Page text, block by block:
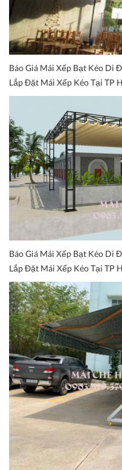
Báo Giá Mái Xếp Bạt Kéo Di
Lắp Đặt Mái Xếp Kéo Tại TP
Báo Giá Mái Xếp Bạt Kéo Di
Lắp Đặt Mái Xếp Kéo Tại TP